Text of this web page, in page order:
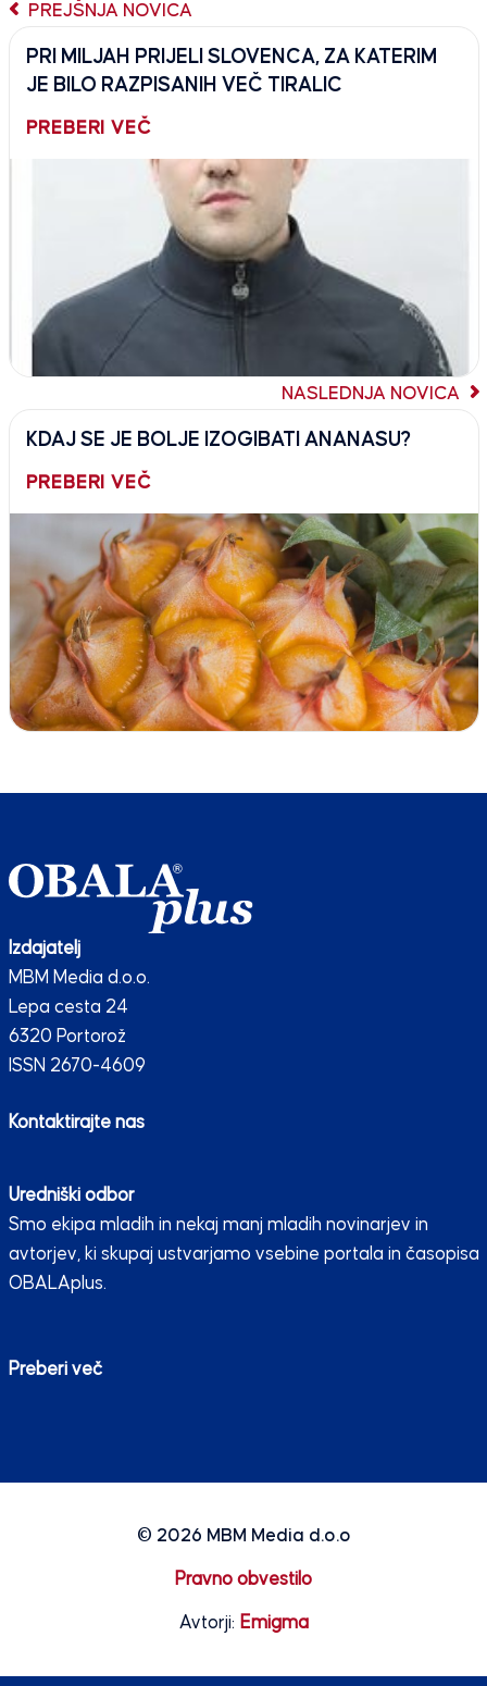
PREJŠNJA NOVICA
PRI MILJAH PRIJELI SLOVENCA, ZA KATERIM
JE BILO RAZPISANIH VEČ TIRALIC
PREBERI VEČ
NASLEDNJA NOVICA
KDAJ SE JE BOLJE IZOGIBATI ANANASU?
PREBERI VEČ
Izdajatelj
MBM Media d.o.o.
Lepa cesta 24
6320 Portorož
ISSN 2670-4609
Kontaktirajte nas
Uredniški odbor
Smo ekipa mladih in nekaj manj mladih novinarjev in
avtorjev, ki skupaj ustvarjamo vsebine portala in časopisa
OBALAplus.
Preberi več
© 2026 MBM Media d.o.o
Pravno obvestilo
Avtorji: Emigma